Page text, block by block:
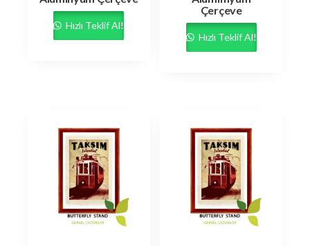
Hızlı Teklif Al!
Çerçeve
Hızlı Teklif Al!